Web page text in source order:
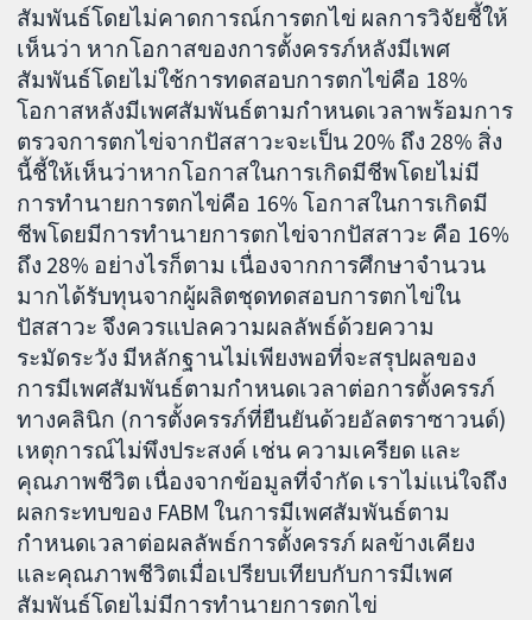
สัมพันธ์โดยไม่คาดการณ์การตกไข่ ผลการวิจัยชี้ให้
เห็นว่า หากโอกาสของการตั้งครรภ์หลังมีเพศ
สัมพันธ์โดยไม่ใช้การทดสอบการตกไข่คือ 18%
โอกาสหลังมีเพศสัมพันธ์ตามกำหนดเวลาพร้อมการ
ตรวจการตกไข่จากปัสสาวะจะเป็น 20% ถึง 28% สิ่ง
นี้ชี้ให้เห็นว่าหากโอกาสในการเกิดมีชีพโดยไม่มี
การทำนายการตกไข่คือ 16% โอกาสในการเกิดมี
ชีพโดยมีการทำนายการตกไข่จากปัสสาวะ คือ 16%
ถึง 28% อย่างไรก็ตาม เนื่องจากการศึกษาจำนวน
มากได้รับทุนจากผู้ผลิตชุดทดสอบการตกไข่ใน
ปัสสาวะ จึงควรแปลความผลลัพธ์ด้วยความ
ระมัดระวัง มีหลักฐานไม่เพียงพอที่จะสรุปผลของ
การมีเพศสัมพันธ์ตามกำหนดเวลาต่อการตั้งครรภ์
ทางคลินิก (การตั้งครรภ์ที่ยืนยันด้วยอัลตราซาวนด์)
เหตุการณ์ไม่พึงประสงค์ เช่น ความเครียด และ
คุณภาพชีวิต เนื่องจากข้อมูลที่จำกัด เราไม่แน่ใจถึง
ผลกระทบของ FABM ในการมีเพศสัมพันธ์ตาม
กำหนดเวลาต่อผลลัพธ์การตั้งครรภ์ ผลข้างเคียง
และคุณภาพชีวิตเมื่อเปรียบเทียบกับการมีเพศ
สัมพันธ์โดยไม่มีการทำนายการตกไข่